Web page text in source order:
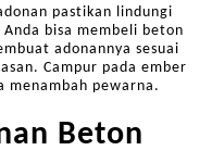
pastikan lindungi
bisa membeli beton
adonannya sesuai
Campur pada ember
menambah pewarna.
Beton